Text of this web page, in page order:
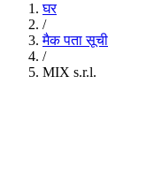
घर
/
मैक पता सूची
/
MIX s.r.l.